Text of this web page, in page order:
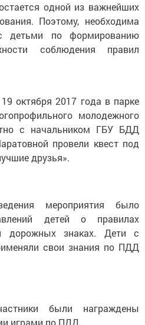
одной из важнейших
Поэтому, необходима
детьми по формированию
соблюдения правил
октября 2017 года в парке
молодежного
с начальником ГБУ БДД
провели квест под
друзья».
мероприятия было
детей о правилах
дорожных знаках. Дети с
свои знания по ПДД
были награждены